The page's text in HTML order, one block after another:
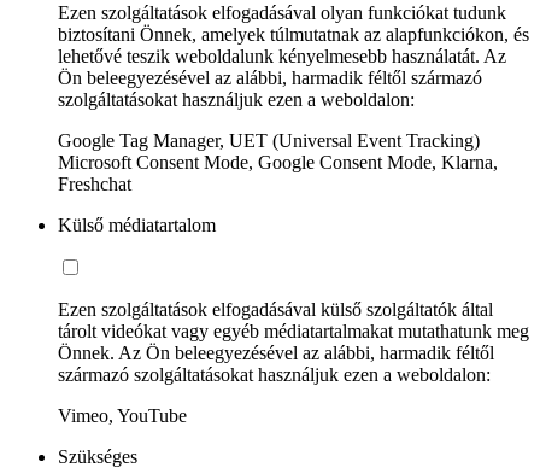
Ezen szolgáltatások elfogadásával olyan funkciókat tudunk
biztosítani Önnek, amelyek túlmutatnak az alapfunkciókon, és
lehetővé teszik weboldalunk kényelmesebb használatát. Az
Ön beleegyezésével az alábbi, harmadik féltől származó
szolgáltatásokat használjuk ezen a weboldalon:
Google Tag Manager, UET (Universal Event Tracking)
Microsoft Consent Mode, Google Consent Mode, Klarna,
Freshchat
Külső médiatartalom
Ezen szolgáltatások elfogadásával külső szolgáltatók által
tárolt videókat vagy egyéb médiatartalmakat mutathatunk meg
Önnek. Az Ön beleegyezésével az alábbi, harmadik féltől
származó szolgáltatásokat használjuk ezen a weboldalon:
Vimeo, YouTube
Szükséges